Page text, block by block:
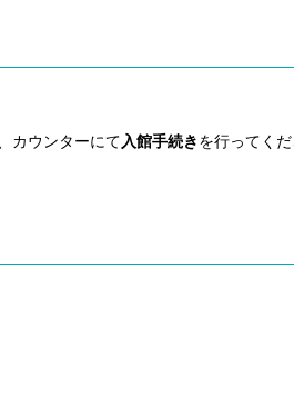
カウンターにて 入館手続き を行ってくだ